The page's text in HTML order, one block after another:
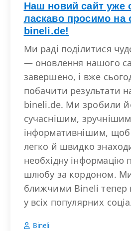
Наш новий сайт уже
ласкаво просимо на
bineli.de!
Ми раді поділитися
— оновлення нашого
завершено, і вже
побачити результати
bineli.de. Ми зробили
сучаснішим,
інформативнішим,
легко й швидко
необхідну інформацію
шлюбу за кордоном.
ближчими Bineli тепер
у всіх популярних
Bineli